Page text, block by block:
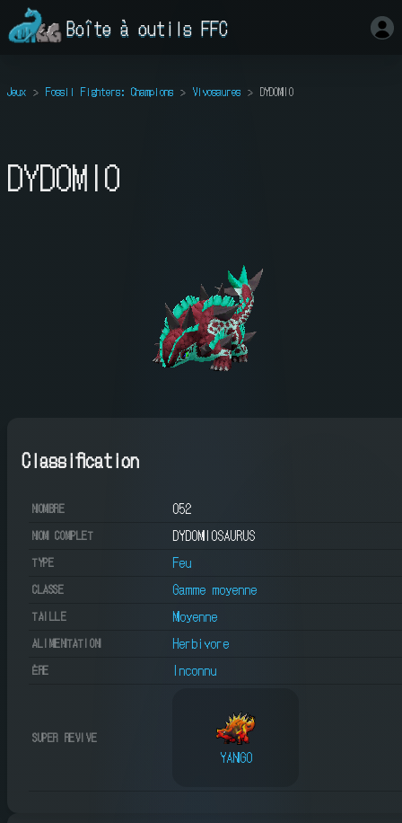
Boîte à outils FFC
Jeux Fossil Fighters: Champions Vivosaures DYDOMIO
DYDOMIO
Classification
NOMBRE 052
NOM COMPLET DYDOMIOSAURUS
TYPE Feu
CLASSE Gamme moyenne
TAILLE Moyenne
ALIMENTATION Herbivore
ÈRE Inconnu
SUPER REVIVE
YANGO